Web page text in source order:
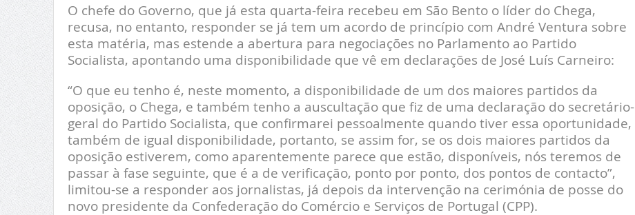
O chefe do Governo, que já esta quarta-feira recebeu em São Bento o líder do Chega,
recusa, no entanto, responder se já tem um acordo de princípio com André Ventura sobre
esta matéria, mas estende a abertura para negociações no Parlamento ao Partido
Socialista, apontando uma disponibilidade que vê em declarações de José Luís Carneiro:
“O que eu tenho é, neste momento, a disponibilidade de um dos maiores partidos da
oposição, o Chega, e também tenho a auscultação que fiz de uma declaração do secretário-
geral do Partido Socialista, que confirmarei pessoalmente quando tiver essa oportunidade,
também de igual disponibilidade, portanto, se assim for, se os dois maiores partidos da
oposição estiverem, como aparentemente parece que estão, disponíveis, nós teremos de
passar à fase seguinte, que é a de verificação, ponto por ponto, dos pontos de contacto”,
limitou-se a responder aos jornalistas, já depois da intervenção na cerimónia de posse do
novo presidente da Confederação do Comércio e Serviços de Portugal (CPP).